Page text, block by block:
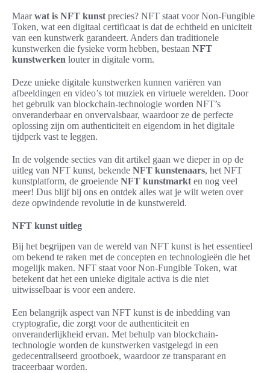
Maarwat is NFT kunst precies? NFT staat voor Non-Fungible
Token, wat een digitaal certificaat is dat de echtheid en uniciteit
van een kunstwerk garandeert. Anders dan traditionele
kunstwerken die fysieke vorm hebben, bestaan NFT
kunstwerken louter in digitale vorm.
Deze unieke digitale kunstwerken kunnen variëren van
afbeeldingen en video’s tot muziek en virtuele werelden. Door
het gebruik van blockchain-technologie worden NFT’s
onveranderbaar en onvervalsbaar, waardoor ze de perfecte
oplossing zijn om authenticiteit en eigendom in het digitale
tijdperk vast te leggen.
In de volgende secties van dit artikel gaan we dieper in op de
uitleg van NFT kunst, bekende NFT kunstenaars, het NFT
kunstplatform, de groeiende NFT kunstmarkt en nog veel
meer! Dus blijf bij ons en ontdek alles wat je wilt weten over
deze opwindende revolutie in de kunstwereld.
NFT kunst uitleg
Bij het begrijpen van de wereld van NFT kunst is het essentieel
om bekend te raken met de concepten en technologieën die het
mogelijk maken. NFT staat voor Non-Fungible Token, wat
betekent dat het een unieke digitale activa is die niet
uitwisselbaar is voor een andere.
Een belangrijk aspect van NFT kunst is de inbedding van
cryptografie, die zorgt voor de authenticiteit en
onveranderlijkheid ervan. Met behulp van blockchain-
technologie worden de kunstwerken vastgelegd in een
gedecentraliseerd grootboek, waardoor ze transparant en
traceerbaar worden.